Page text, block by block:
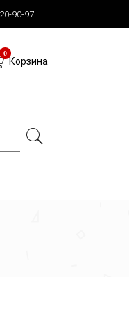
90-97
0
Корзина